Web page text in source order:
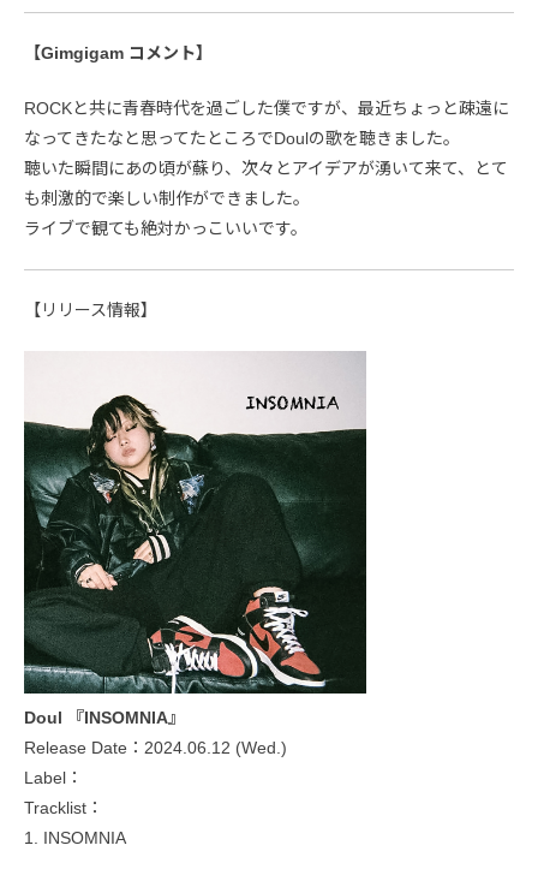
【Gimgigam コメント】
ROCKと共に青春時代を過ごした僕ですが、最近ちょっと疎遠に
なってきたなと思ってたところでDoulの歌を聴きました。
聴いた瞬間にあの頃が蘇り、次々とアイデアが湧いて来て、とて
も刺激的で楽しい制作ができました。
ライブで観ても絶対かっこいいです。
【リリース情報】
Doul 『INSOMNIA』
Release Date：2024.06.12 (Wed.)
Label：
Tracklist：
1. INSOMNIA